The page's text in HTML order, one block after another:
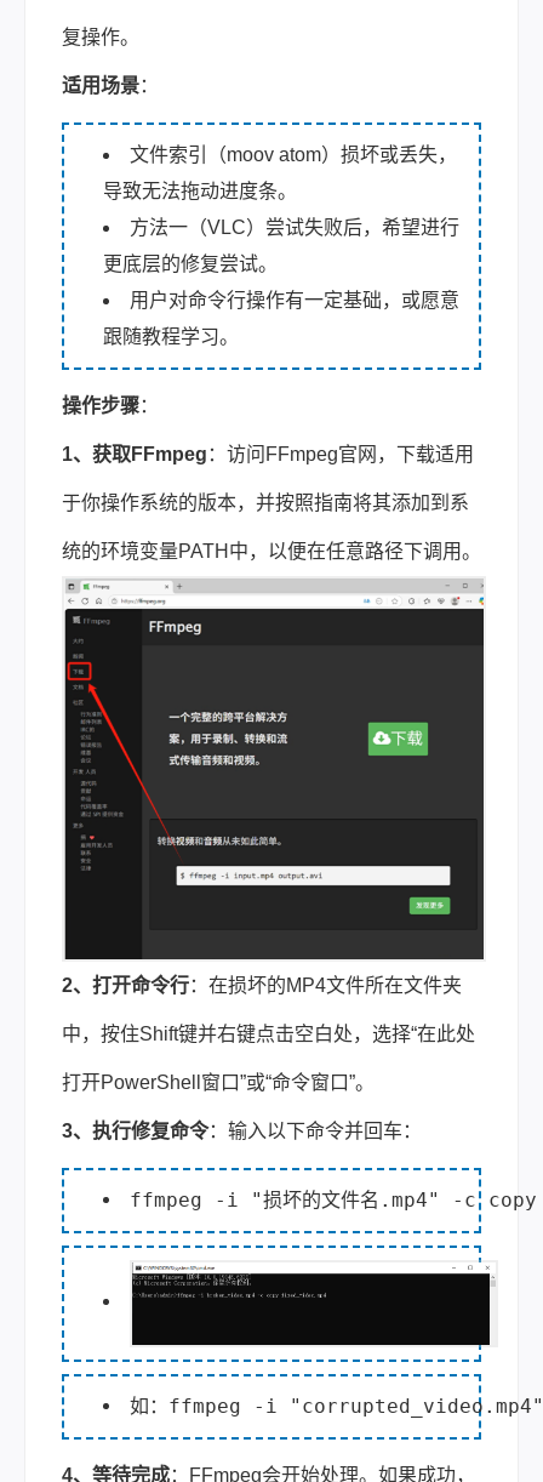
复操作。
适用场景：
文件索引（moov atom）损坏或丢失，
导致无法拖动进度条。
方法一（VLC）尝试失败后，希望进行
更底层的修复尝试。
用户对命令行操作有一定基础，或愿意
跟随教程学习。
操作步骤：
1、获取FFmpeg ：访问FFmpeg官网，下载适用
于你操作系统的版本，并按照指南将其添加到系
统的环境变量PATH中，以便在任意路径下调用。
2、打开命令行：在损坏的MP4文件所在文件夹
中，按住Shift键并右键点击空白处，选择“在此处
打开PowerShell窗口”或“命令窗口”。
3、执行修复命令：输入以下命令并回车：
如： ffmpeg -i
4、等待完成：FFmpeg会开始处理。如果成功，